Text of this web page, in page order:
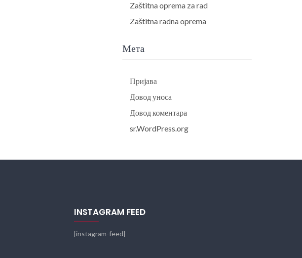
Zaštitna oprema za rad
Zaštitna radna oprema
Мета
Пријава
Довод уноса
Довод коментара
sr.WordPress.org
INSTAGRAM FEED
[instagram-feed]